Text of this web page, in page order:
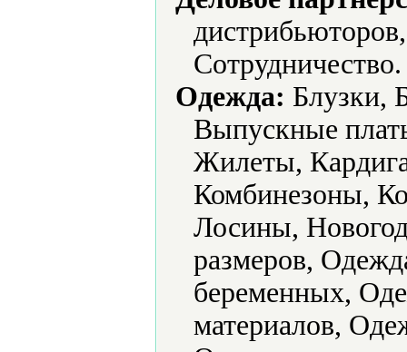
Сотрудничество.
Одежда: Блузки,
Выпускные
Жилеты,
Комбинезоны,
Лосины,
размеров,
беременных,
материалов,